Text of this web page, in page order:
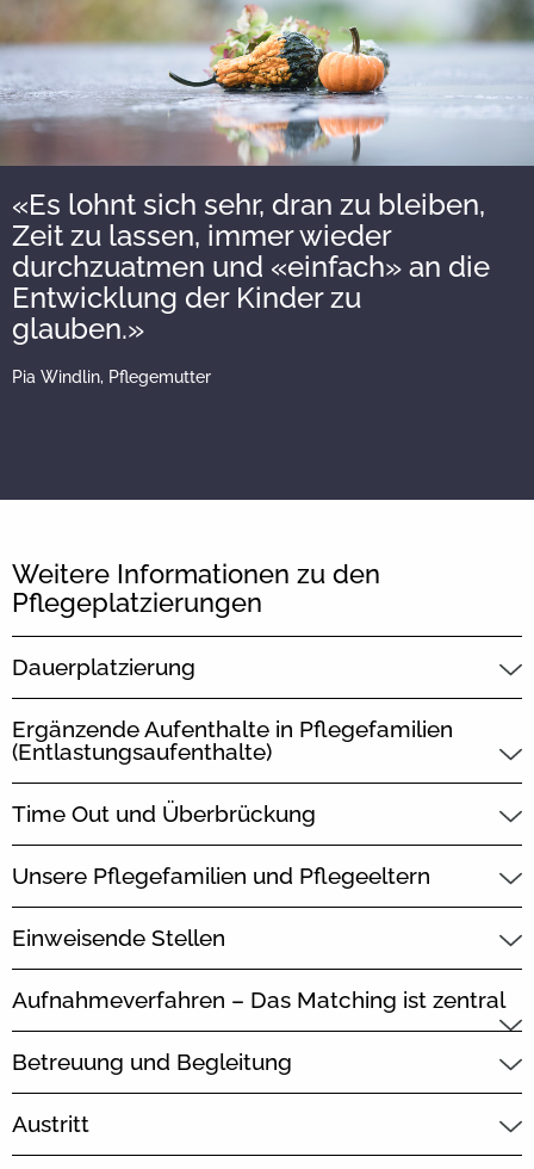
«Es lohnt sich sehr, dran zu bleiben,
Zeit zu lassen, immer wieder
durchzuatmen und «einfach» an die
Entwicklung der Kinder zu
glauben.»
Pia Windlin, Pflegemutter
Weitere Informationen zu den
Pflegeplatzierungen
Dauerplatzierung
Ergänzende Aufenthalte in Pflegefamilien
(Entlastungsaufenthalte)
Time Out und Überbrückung
Unsere Pflegefamilien und Pflegeeltern
Einweisende Stellen
Aufnahmeverfahren – Das Matching ist zentral
Betreuung und Begleitung
Austritt